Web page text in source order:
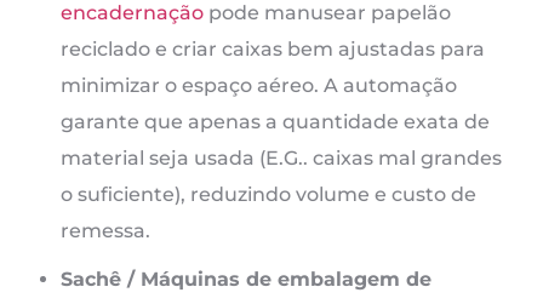
encadernação pode manusear papelão
reciclado e criar caixas bem ajustadas para
minimizar o espaço aéreo. A automação
garante que apenas a quantidade exata de
material seja usada (E.G.. caixas mal grandes
o suficiente), reduzindo volume e custo de
remessa.
Sachê / Máquinas de embalagem de